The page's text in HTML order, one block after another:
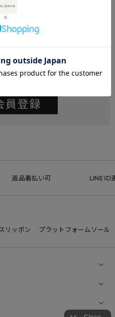
しておくと便利にお買い物ができる
返品着払い可 LINE ID
リッポン プラットフォームソール